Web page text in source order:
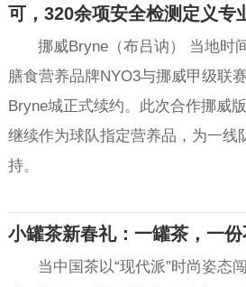
可，320余项安全检测定义专
挪威Bryne（布吕讷） 当地时
膳食营养品牌NYO3与挪威甲级联
Bryne城正式续约。此次合作挪威
继续作为球队指定营养品，为一线
持。
小罐茶新春礼：一罐茶，一
当中国茶以“现代派”时尚姿态